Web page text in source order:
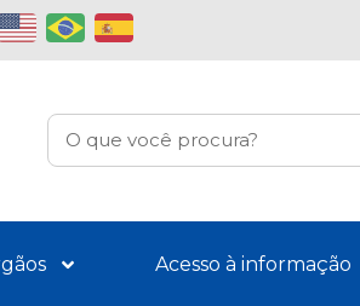
Acesso à informação